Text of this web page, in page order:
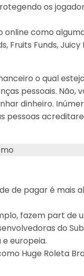
os
como
Funds, Juicy
o qual
pessoais. Não,
dinheiro.
de pagar é mais
fazem part de
do
europeia.
Huge Roleta